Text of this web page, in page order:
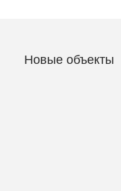
Новые объекты